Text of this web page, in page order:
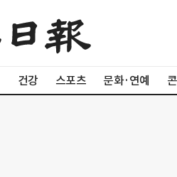
건강 스포츠 문화·연예